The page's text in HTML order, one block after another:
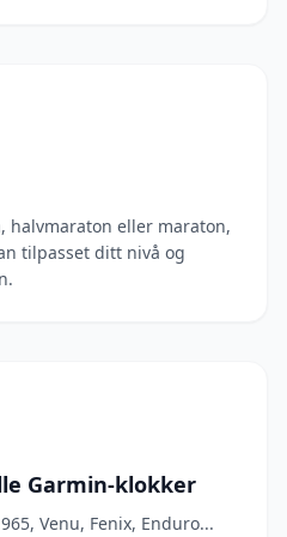
halvmaraton eller maraton,
tilpasset ditt nivå og
Garmin-klokker
Venu, Fenix, Enduro...